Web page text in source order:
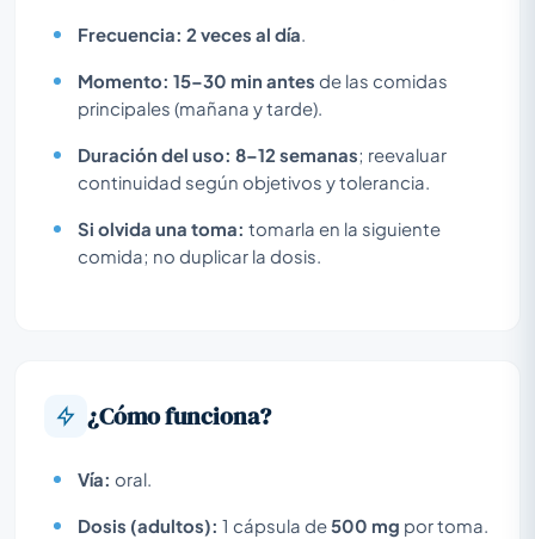
Frecuencia: 2 veces al día
Momento: 15–30 min antes de las comidas
principales (mañana y tarde).
Duración del uso: 8–12 semanas; reevaluar
continuidad según objetivos y tolerancia.
Si olvida una toma: tomarla en la siguiente
comida; no duplicar la dosis.
¿Cómo funciona?
Vía: oral.
Dosis (adultos): 1 cápsula de500 mg por toma.